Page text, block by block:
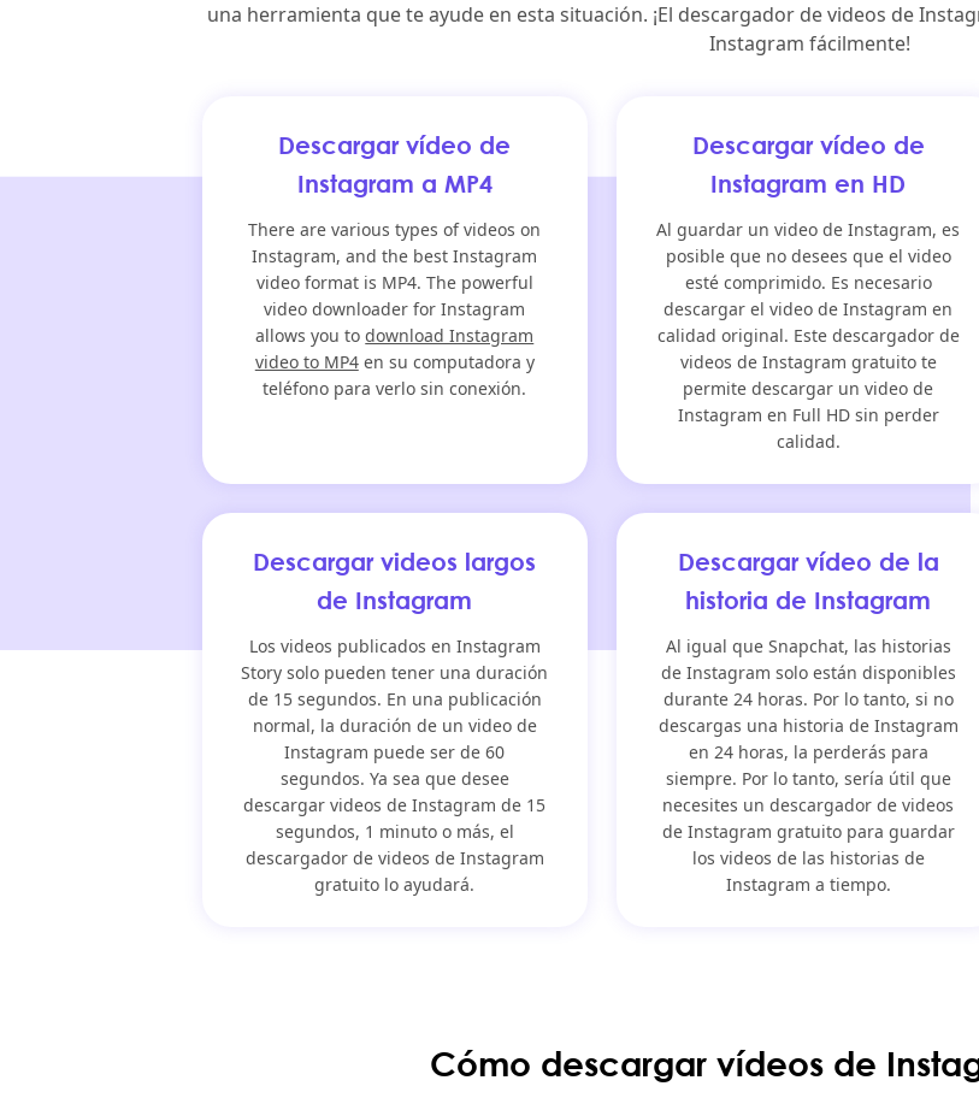
una herramienta que te ayude en esta situación. ¡El descargador de videos de
Instagram fácilmente!
Descargar vídeo de
Instagram a MP4
There are various types of videos on
Instagram, and the best Instagram
video format is MP4. The powerful
video downloader for Instagram
allows you todownload Instagram
video to MP4en su computadora y
teléfono para verlo sin conexión.
Descargar vídeo de
Instagram en HD
Al guardar un video de Instagram, es
posible que no desees que el video
esté comprimido. Es necesario
descargar el video de Instagram en
calidad original. Este descargador de
videos de Instagram gratuito te
permite descargar un video de
Instagram en Full HD sin perder
calidad.
Descargar videos largos
de Instagram
Los videos publicados en Instagram
Story solo pueden tener una duración
de 15 segundos. En una publicación
normal, la duración de un video de
Instagram puede ser de 60
segundos. Ya sea que desee
descargar videos de Instagram de 15
segundos, 1 minuto o más, el
descargador de videos de Instagram
gratuito lo ayudará.
Descargar vídeo de la
historia de Instagram
Al igual que Snapchat, las historias
de Instagram solo están disponibles
durante 24 horas. Por lo tanto, si no
descargas una historia de Instagram
en 24 horas, la perderás para
siempre. Por lo tanto, sería útil que
necesites un descargador de videos
de Instagram gratuito para guardar
los videos de las historias de
Instagram a tiempo.
Cómo descargar vídeos de